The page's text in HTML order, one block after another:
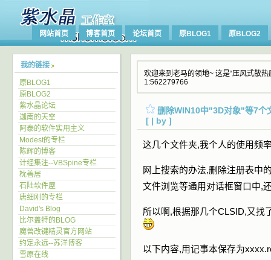
网站首页 博客首页 论坛首页 原BLOG1 原BLOG2
欢迎来到老马的领地~ 这是“压风式散
1:562279766
删除WIN10中"3D对象"等7个
[ | by ]
这几个文件夹,我个人的使用频
网上搜索的办法,删除注册表中
文件浏览等通用对话框窗口中,
所以啊,根据那几个CLSID,又找
以下内容,用记事本保存为
我的链接
原BLOG1
原BLOG2
紫水晶论坛
迦南的天空
阿泰的软件实用主义
Modest的专栏
陈辉的博客
计经集注--VBSpine专栏
枕善居
石陆软件屋
唐细刚的专栏
David's Blog
比尔盖特的BLOG
魔兽改键精灵官方网站
约定永远--苏洋博客
雪原在线